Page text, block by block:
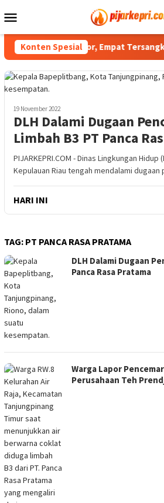
ke
Mobile
Konten Spesial
Kasus Curanmor, Empat Tersangka
19 November 2022
DLH Dalami Dugaan
Limbah B3 PT Panca
PIJARKEPRI.COM - Dinas Lingkungan Hidup
Kepulauan Riau tengah mendalami
HARI INI
TAG: PT PANCA RASA PRATAMA
DLH Dalami Dugaan
Panca Rasa Pratama
Warga Lapor
Perusahaan Teh